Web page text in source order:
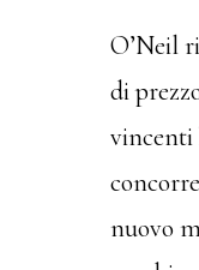
O’Neil
di
vincenti
nuovo